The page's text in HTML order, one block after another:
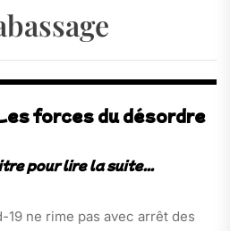
forces du désordre
ne rime pas avec arrêt des